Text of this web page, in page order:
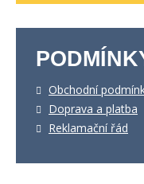
Obchodní
Doprava a platba
Reklamační řád